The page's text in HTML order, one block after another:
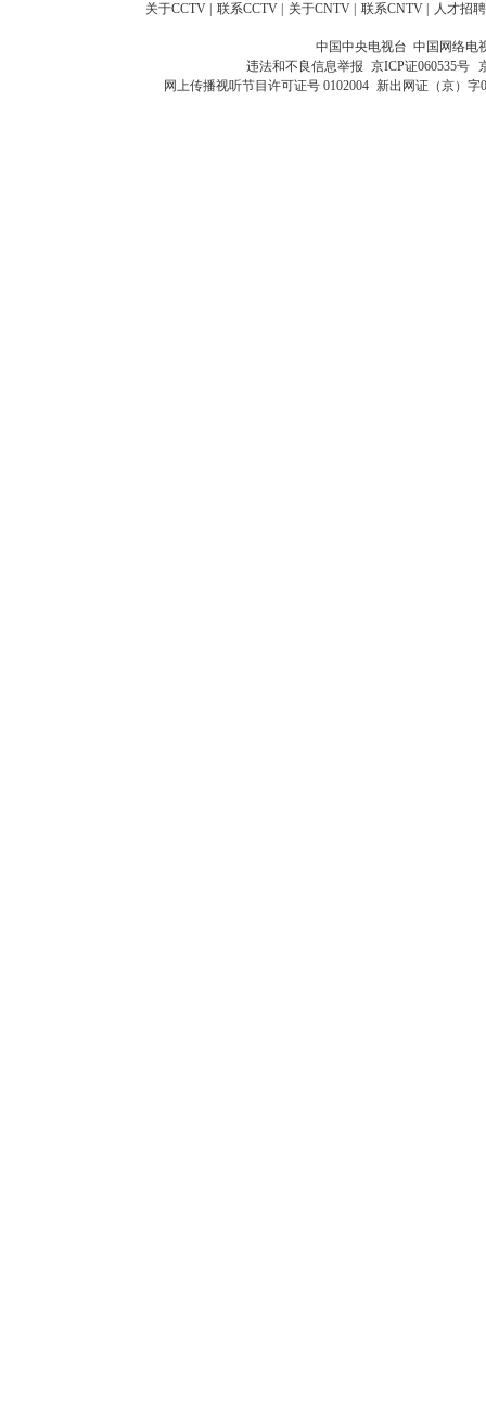
关于CCTV 联系CCTV 关于CNTV 联系CNTV 人才招聘
中国中央电视台 中国网络电
违法和不良信息举报 京ICP证060535号
网上传播视听节目许可证号 0102004 新出网证（京）